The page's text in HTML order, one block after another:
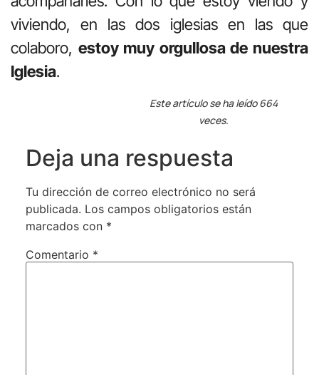
viviendo, en las dos iglesias en las que
colaboro, estoy muy orgullosa de nuestra
Iglesia.
Este artículo se ha leído 664
veces.
Deja una respuesta
Tu dirección de correo electrónico no será
publicada. Los campos obligatorios están
marcados con *
Comentario *